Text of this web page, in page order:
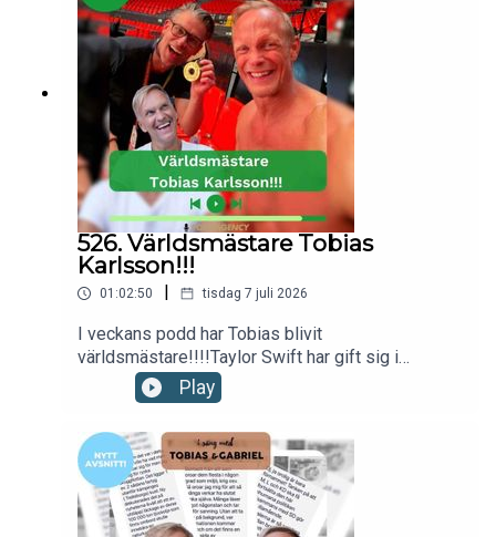
Gabriel produceras av Poddagency
526. Världsmästare Tobias
Karlsson!!!
01:02:50 tisdag 7 juli 2026
I veckans podd har Tobias blivit
världsmästare!!!!Taylor Swift har gift sig i
Madison Square Garden.Kanada kliver in i
Eurovision Song Contest 2027.Ska AI få hjälpa
oss att hitta dejter i framtiden?Till sist listar vi tre
gånger vi har varit modiga den sista tiden.Nu kör
vi!kontakt: hello@poddagency.comI säng med
Tobias & Gabriel produceras av Poddagency
Play